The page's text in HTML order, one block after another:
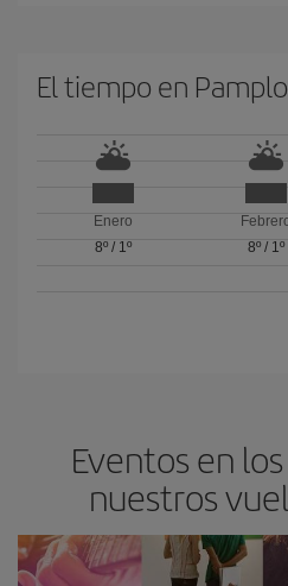
El tiempo en
Enero
8º/ 1º
8º/ 1º
Eventos en
nuestros